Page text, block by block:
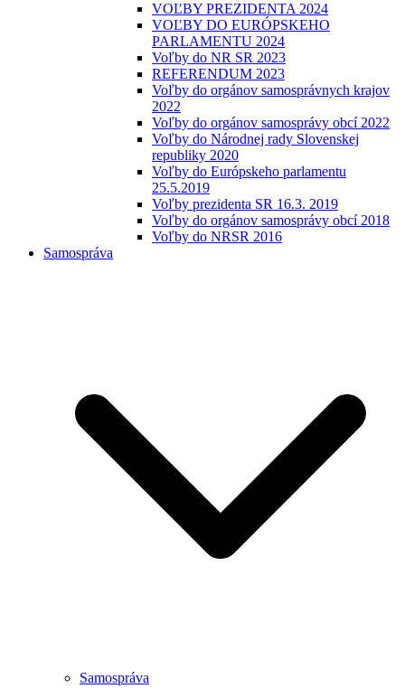
VOĽBY PREZIDENTA 2024
VOĽBY DO EURÓPSKEHO
PARLAMENTU 2024
Voľby do NR SR 2023
REFERENDUM 2023
Voľby do orgánov samosprávnych krajov
2022
Voľby do orgánov samosprávy obcí 2022
Voľby do Národnej rady Slovenskej
republiky 2020
Voľby do Európskeho parlamentu
25.5.2019
Voľby prezidenta SR 16.3. 2019
Voľby do orgánov samosprávy obcí 2018
Voľby do NRSR 2016
Samospráva
Samospráva